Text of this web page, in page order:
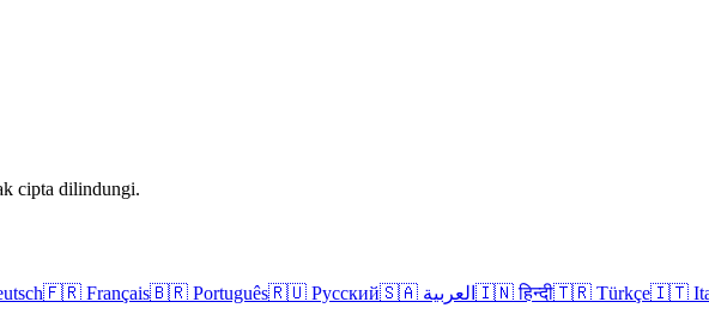
cipta dilindungi.
🇫🇷 Français🇧🇷 Português🇷🇺 Русский🇸🇦 العربية 🇮🇳 हिन्दी🇹🇷 Türkçe🇮🇹